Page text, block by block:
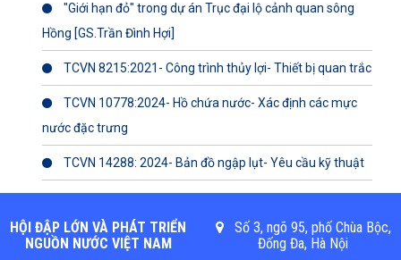
"Giới hạn đỏ" trong dự án Trục đại lộ cảnh quan sông
Hồng [GS.Trần Đình Hợi]
TCVN 8215:2021- Công trình thủy lợi- Thiết bị quan trắc
TCVN 10778:2024- Hồ chứa nước- Xác định các mực
nước đặc trưng
TCVN 14288: 2024- Bản đồ ngập lụt- Yêu cầu kỹ thuật
HỘI ĐẬP LỚN VÀ PHÁT TRIỂN
NGUỒN NƯỚC VIỆT NAM
Số 3, ngõ 95, phố Chùa Bộc,
Đống Đa, Hà Nội